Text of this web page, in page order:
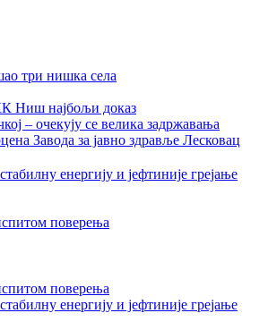
три нишка села
Ниш најбољи доказ
– очекују се велика задржавања
Завода за јавно здравље Лесковац
енергију и јефтиније грејање
поверења
поверења
енергију и јефтиније грејање